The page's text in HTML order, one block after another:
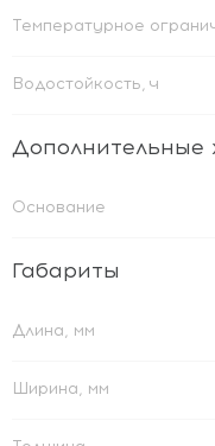
Температурное
Водостойкость, ч
Дополнительные
Основание
Габариты
Длина, мм
Ширина, мм